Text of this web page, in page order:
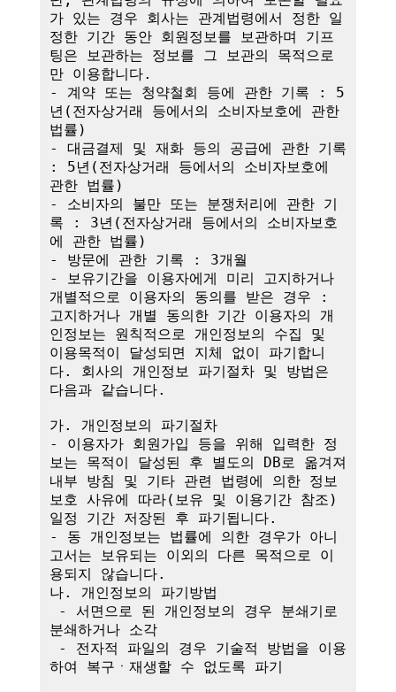
가 있는 경우 회사는 관계법령에서 정한 일
정한 기간 동안 회원정보를 보관하며 기프
팅은 보관하는 정보를 그 보관의 목적으로
만 이용합니다.
- 계약 또는 청약철회 등에 관한 기록 : 5
년(전자상거래 등에서의 소비자보호에 관한
법률)
- 대금결제 및 재화 등의 공급에 관한 기록
: 5년(전자상거래 등에서의 소비자보호에
관한 법률)
- 소비자의 불만 또는 분쟁처리에 관한 기
록 : 3년(전자상거래 등에서의 소비자보호
에 관한 법률)
- 방문에 관한 기록 : 3개월
- 보유기간을 이용자에게 미리 고지하거나
개별적으로 이용자의 동의를 받은 경우 :
고지하거나 개별 동의한 기간 이용자의 개
인정보는 원칙적으로 개인정보의 수집 및
이용목적이 달성되면 지체 없이 파기합니
다. 회사의 개인정보 파기절차 및 방법은
다음과 같습니다.
가. 개인정보의 파기절차
- 이용자가 회원가입 등을 위해 입력한 정
보는 목적이 달성된 후 별도의 DB로 옮겨져
내부 방침 및 기타 관련 법령에 의한 정보
보호 사유에 따라(보유 및 이용기간 참조)
일정 기간 저장된 후 파기됩니다.
- 동 개인정보는 법률에 의한 경우가 아니
고서는 보유되는 이외의 다른 목적으로 이
용되지 않습니다.
나. 개인정보의 파기방법
분쇄하거나 소각
하여 복구ㆍ재생할 수 없도록 파기